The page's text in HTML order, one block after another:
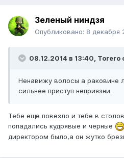
Зеленый ниндзя
Опубликовано: 8 декабря
08.12.2014 в 13:40, Тоrero
Ненавижу волосы а раковине
сильнее приступ неприязни.
Тебе еще повезло и тебе в
попадались кудрявые и черные
директором было,а он жутко